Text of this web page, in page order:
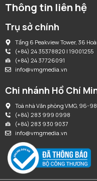
Thông tin liên hệ
Trụ sở chính
Tầng 6 Peakview Tower, 36
(+84) 24 35378820 | 19001255
(+84) 24 37726091
info@vmgmedia.vn
Chi nhánh Hồ Chí
Toà nhà Văn phòng VMG, 96-
(+84) 283 999 0998
(+84) 283 930 9037
info@vmgmedia.vn